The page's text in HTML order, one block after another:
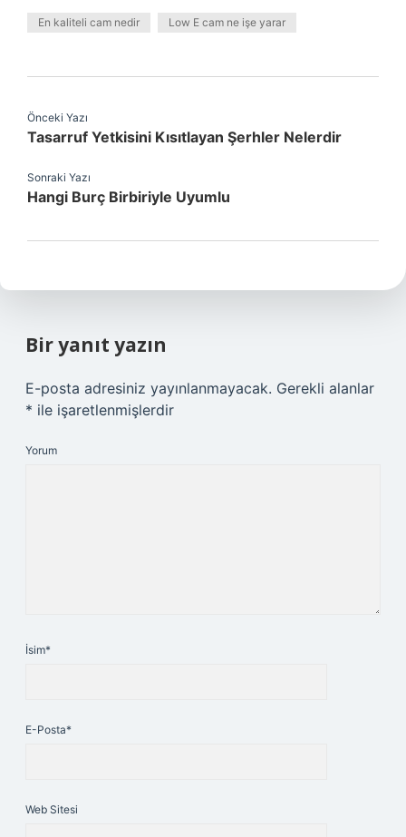
En kaliteli cam nedir Low E cam ne işe yarar
Önceki Yazı
Tasarruf Yetkisini Kısıtlayan Şerhler Nelerdir
Sonraki Yazı
Hangi Burç Birbiriyle Uyumlu
Bir yanıt yazın
E-posta adresiniz yayınlanmayacak. Gerekli alanlar
* ile işaretlenmişlerdir
Yorum
İsim*
E-Posta*
Web Sitesi